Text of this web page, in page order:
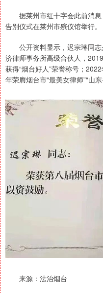
据莱州市红十字会此前消息
告别仪式在莱州市殡仪馆举行。
公开资料显示，迟宗琳同志
济律师事务所高级合伙人，
获得“烟台好人”荣誉称号；
年荣膺烟台市“最美女律师”“山东
来源：法治烟台